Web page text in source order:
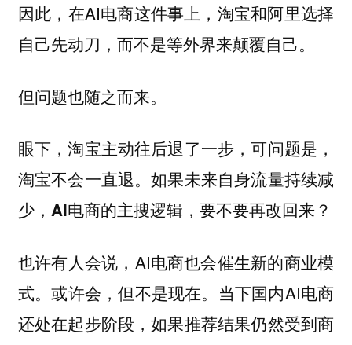
因此，在AI电商这件事上，淘宝和阿里选择
自己先动刀，而不是等外界来颠覆自己。
但问题也随之而来。
眼下，淘宝主动往后退了一步，可问题是，
淘宝不会一直退。如果未来自身流量持续减
少，AI电商的主搜逻辑，要不要再改回来？
也许有人会说，AI电商也会催生新的商业模
式。或许会，但不是现在。当下国内AI电商
还处在起步阶段，如果推荐结果仍然受到商